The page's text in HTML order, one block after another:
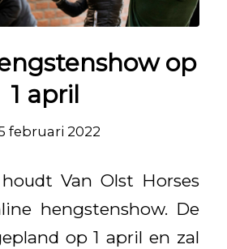
op
1 april
februari 2022
Van Olst Horses
hengstenshow. De
op 1 april en zal